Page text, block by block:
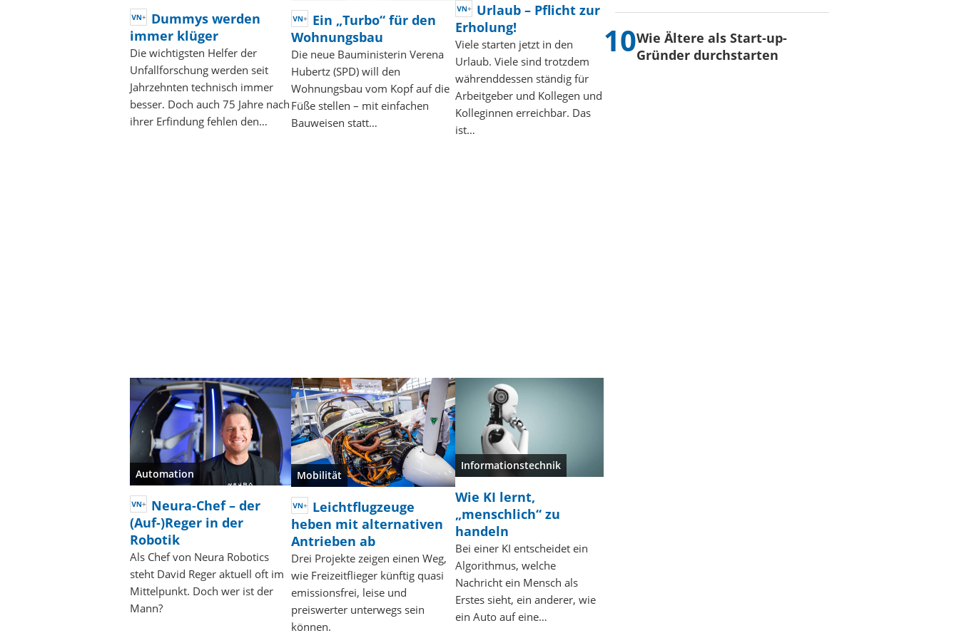
Dummys werden
immer klüger
Die wichtigsten Helfer der
Unfallforschung werden seit
Jahrzehnten technisch immer
besser. Doch auch 75 Jahre nach
ihrer Erfindung fehlen den…
Ein „Turbo“ für den
Wohnungsbau
Die neue Bauministerin Verena
Hubertz (SPD) will den
Wohnungsbau vom Kopf auf die
Füße stellen – mit einfachen
Bauweisen statt…
Urlaub – Pflicht zur
Erholung!
Viele starten jetzt in den
Urlaub. Viele sind trotzdem
währenddessen ständig für
Arbeitgeber und Kollegen und
Kolleginnen erreichbar. Das
ist…
Automation
Neura-Chef – der
(Auf-)Reger in der
Robotik
Als Chef von Neura Robotics
steht David Reger aktuell oft im
Mittelpunkt. Doch wer ist der
Mann?
Mobilität
Leichtflugzeuge
heben mit alternativen
Antrieben ab
Drei Projekte zeigen einen Weg,
wie Freizeitflieger künftig quasi
emissionsfrei, leise und
preiswerter unterwegs sein
können.
Informationstechnik
Wie KI lernt,
„menschlich“ zu
handeln
Bei einer KI entscheidet ein
Algorithmus, welche
Nachricht ein Mensch als
Erstes sieht, ein anderer, wie
ein Auto auf eine…
Wie Ältere als Start-up-
Gründer durchstarten